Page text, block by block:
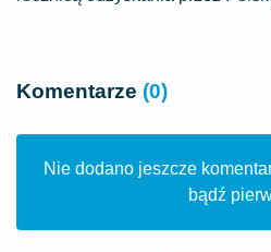
Komentarze (0)
Nie dodano jeszcze
bądź